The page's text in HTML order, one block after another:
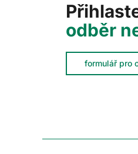
odběr
formulář pro